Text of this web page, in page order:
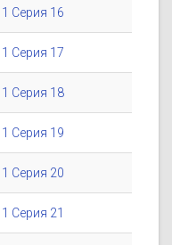
Серия 16
Серия 17
Серия 18
Серия 19
Серия 20
Серия 21